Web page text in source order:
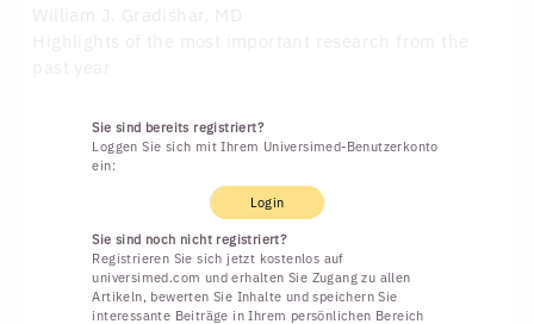
Sie sind bereits registriert?
Loggen Sie sich mit Ihrem Universimed-Benutzerkonto
ein:
Login
Sie sind noch nicht registriert?
Registrieren Sie sich jetzt kostenlos auf
universimed.com und erhalten Sie Zugang zu allen
Artikeln, bewerten Sie Inhalte und speichern Sie
interessante Beiträge in Ihrem persönlichen Bereich